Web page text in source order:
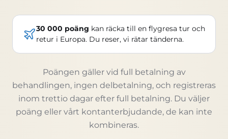
30 000 poäng kan räcka till en flygresa tur och
retur i Europa. Du reser, vi rätar tänderna.
Poängen gäller vid full betalning av
behandlingen, ingen delbetalning, och registreras
inom trettio dagar efter full betalning. Du väljer
poäng eller vårt kontanterbjudande, de kan inte
kombineras.